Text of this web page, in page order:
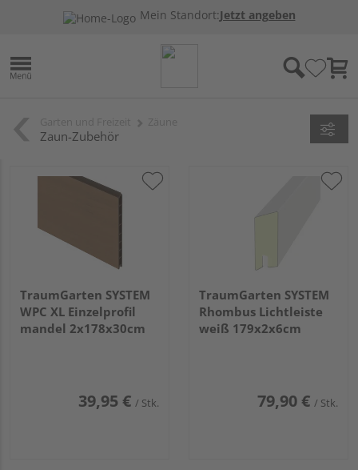
Mein Standort:Jetzt angeben
Zaun-Zubehör
TraumGarten SYSTEM
WPC XL Einzelprofil
mandel 2x178x30cm
39,95 € / Stk.
TraumGarten SYSTEM
Rhombus Lichtleiste
weiß 179x2x6cm
79,90 € / Stk.